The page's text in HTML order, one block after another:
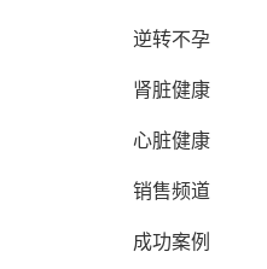
逆转不孕
肾脏健康
心脏健康
销售频道
成功案例